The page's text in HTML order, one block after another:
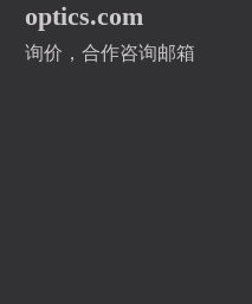
optics.com
询价，合作咨询邮箱